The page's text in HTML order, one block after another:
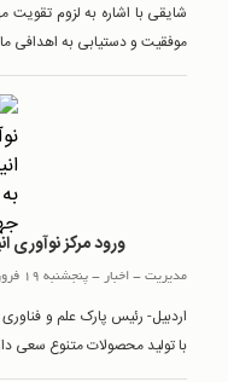
شایقی با اشاره به لزوم تقویت
موفقیت و دستیابی به اهدافی
ورود مرکز نوآوری
مدیریت-اخبار -پنجشنبه 19 فروردین 1400
اردبیل- رئیس پارک علم و
با تولید محصولات متنوع سعی